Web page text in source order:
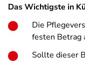
Das Wichtigste in
Die
festen Betrag
Sollte dieser